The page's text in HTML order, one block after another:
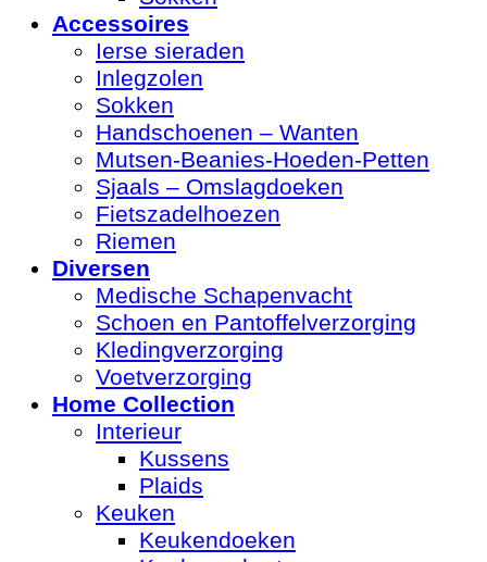
Accessoires
Ierse sieraden
Inlegzolen
Sokken
Handschoenen – Wanten
Mutsen-Beanies-Hoeden-Petten
Sjaals – Omslagdoeken
Fietszadelhoezen
Riemen
Diversen
Medische Schapenvacht
Schoen en Pantoffelverzorging
Kledingverzorging
Voetverzorging
Home Collection
Interieur
Kussens
Plaids
Keuken
Keukendoeken